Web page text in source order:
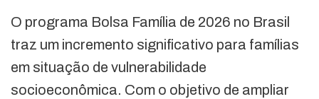
O programa Bolsa Família de 2026 no Brasil
traz um incremento significativo para famílias
em situação de vulnerabilidade
socioeconômica. Com o objetivo de ampliar